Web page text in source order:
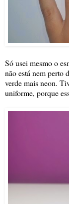
Só usei mesmo o
não está nem perto
verde mais neon.
uniforme, porque